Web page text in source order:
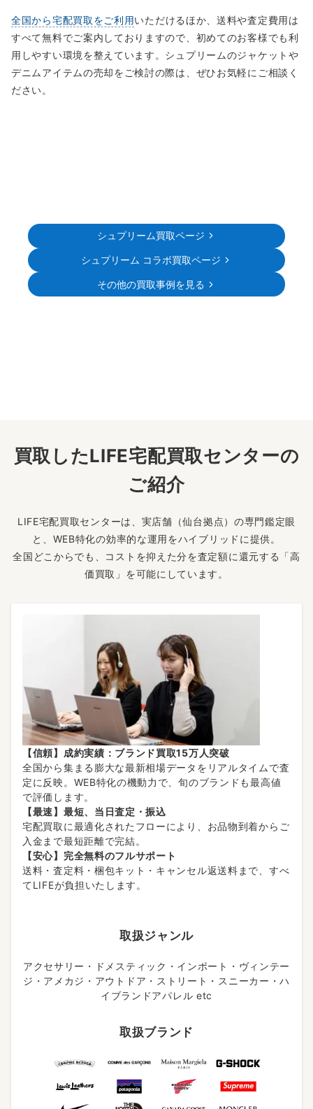
全国から宅配買取をご利用いただけるほか、送料や査定費用は
すべて無料でご案内しておりますので、初めてのお客様でも利
用しやすい環境を整えています。シュプリームのジャケットや
デニムアイテムの売却をご検討の際は、ぜひお気軽にご相談く
ださい。
シュプリーム買取ページ
シュプリーム コラボ買取ページ
その他の買取事例を見る
買取したLIFE宅配買取センターの
ご紹介
LIFE宅配買取センターは、実店舗（仙台拠点）の専門鑑定眼
と、WEB特化の効率的な運用をハイブリッドに提供。
全国どこからでも、コストを抑えた分を査定額に還元する「高
価買取」を可能にしています。
【信頼】成約実績：ブランド買取15万人突破
全国から集まる膨大な最新相場データをリアルタイムで査
定に反映。WEB特化の機動力で、旬のブランドも最高値
で評価します。
【最速】最短、当日査定・振込
宅配買取に最適化されたフローにより、お品物到着からご
入金まで最短距離で完結。
【安心】完全無料のフルサポート
送料・査定料・梱包キット・キャンセル返送料まで、すべ
てLIFEが負担いたします。
取扱ジャンル
アクセサリー・ドメスティック・インポート・ヴィンテー
ジ・アメカジ・アウトドア・ストリート・スニーカー・ハ
イブランドアパレル etc
取扱ブランド